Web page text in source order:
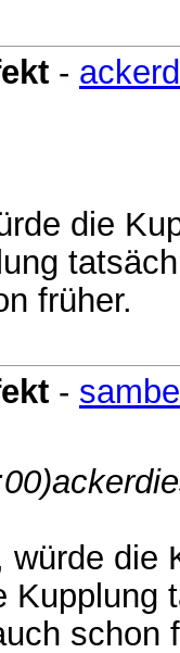
-
die
früher.
- sambe
die
Kupplung
schon